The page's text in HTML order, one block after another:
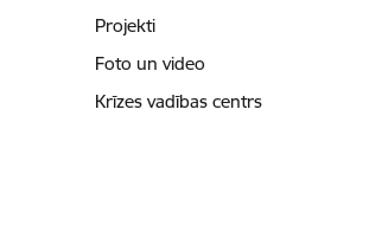
Projekti
Foto un video
Krīzes vadības centrs